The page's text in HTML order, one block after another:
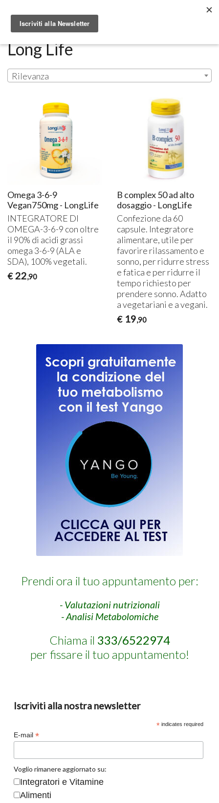
Long Life
Rilevanza
Omega 3-6-9
Vegan750mg - LongLife
INTEGRATORE DI
OMEGA-3-6-9 con oltre
il 90% di acidi grassi
omega 3-6-9 (ALA e
SDA), 100% vegetali.
€ 22,90
B complex 50 ad alto
dosaggio - LongLife
Confezione da 60
capsule. Integratore
alimentare, utile per
favorire rilassamento e
sonno, per ridurre stress
e fatica e per ridurre il
tempo richiesto per
prendere sonno. Adatto
a vegetariani e a vegani.
€ 19,90
Prendi ora il tuo appuntamento per:
- Valutazioni nutrizionali
- Analisi Metabolomiche
Chiama il 333/6522974
per fissare il tuo appuntamento!
Iscriviti alla nostra newsletter
* indicates required
E-mail *
Voglio rimanere aggiornato su:
Integratori e Vitamine
Alimenti